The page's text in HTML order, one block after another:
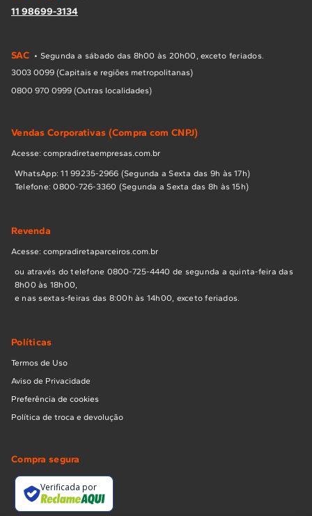
11 98699-3134
SAC • Segunda a sábado das 8h00 às 20h00, exceto feriados.
3003 0099 (Capitais e regiões metropolitanas)
0800 970 0999 (Outras localidades)
Vendas Corporativas (Compra com CNPJ)
Acesse: compradiretaempresas.com.br
WhatsApp: 11 99235-2966 (Segunda a Sexta das 9h às 17h)
Telefone: 0800-726-3360 (Segunda a Sexta das 8h às 15h)
Revenda
Acesse: compradiretaparceiros.com.br
ou através do telefone 0800-725-4440 de segunda a quinta-feira das
8h00 às 18h00,
e nas sextas-feiras das 8:00h às 14h00, exceto feriados.
Políticas
Termos de Uso
Aviso de Privacidade
Preferência de cookies
Política de troca e devolução
Compra segura
Verificada por